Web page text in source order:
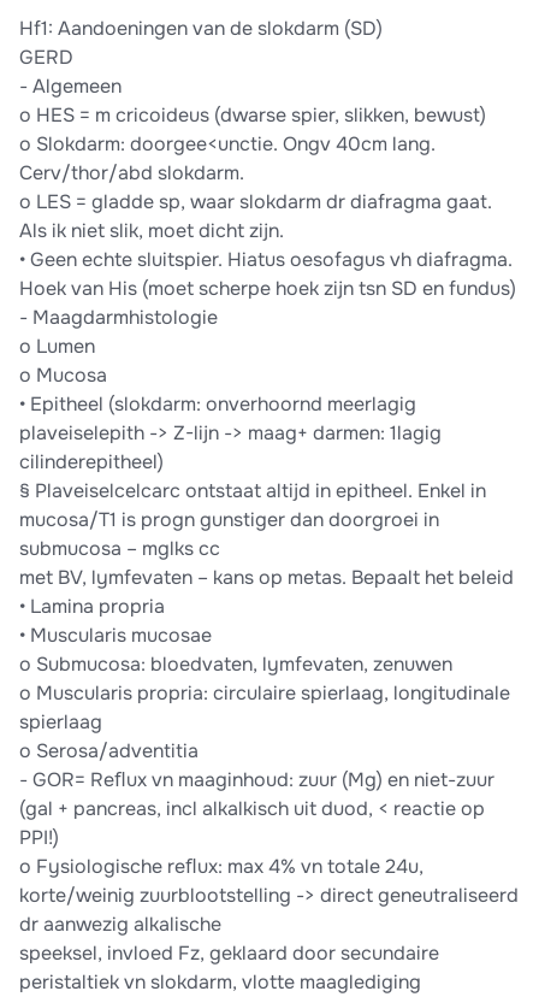
voor eventuele vragen of een lagere prijs.
Hf1: Aandoeningen van de slokdarm (SD)
GERD
- Algemeen
o HES = m cricoideus (dwarse spier, slikken, bewust)
o Slokdarm: doorgee<unctie. Ongv 40cm lang.
Cerv/thor/abd slokdarm.
o LES = gladde sp, waar slokdarm dr diafragma gaat.
Als ik niet slik, moet dicht zijn.
• Geen echte sluitspier. Hiatus oesofagus vh diafragma.
Hoek van His (moet scherpe hoek zijn tsn SD en fundus)
- Maagdarmhistologie
o Lumen
o Mucosa
• Epitheel (slokdarm: onverhoornd meerlagig
plaveiselepith -> Z-lijn -> maag+ darmen: 1lagig
cilinderepitheel)
§ Plaveiselcelcarc ontstaat altijd in epitheel. Enkel in
mucosa/T1 is progn gunstiger dan doorgroei in
submucosa – mglks cc
met BV, lymfevaten – kans op metas. Bepaalt het beleid
• Lamina propria
• Muscularis mucosae
o Submucosa: bloedvaten, lymfevaten, zenuwen
o Muscularis propria: circulaire spierlaag, longitudinale
spierlaag
o Serosa/adventitia
- GOR= Reﬂux vn maaginhoud: zuur (Mg) en niet-zuur
(gal + pancreas, incl alkalkisch uit duod, < reactie op
PPI!)
o Fysiologische reﬂux: max 4% vn totale 24u,
korte/weinig zuurblootstelling -> direct geneutraliseerd
dr aanwezig alkalische
speeksel, invloed Fz, geklaard door secundaire
peristaltiek vn slokdarm, vlotte maaglediging